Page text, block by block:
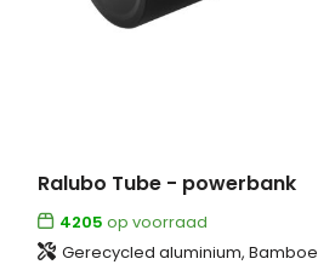
Ralubo Tube - powerbank
4205 op voorraad
Gerecycled aluminium, Bamboe